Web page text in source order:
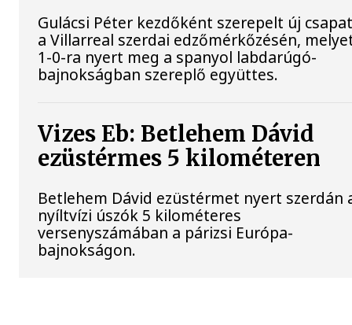
Gulácsi Péter kezdőként szerepelt új
a Villarreal szerdai edzőmérkőzésén,
1-0-ra nyert meg a spanyol labdarúgó-
bajnokságban szereplő együttes.
Vizes Eb: Betlehem Dávid
ezüstérmes 5 kilométeren
Betlehem Dávid ezüstérmet nyert szerdán
nyíltvízi úszók 5 kilométeres
versenyszámában a párizsi Európa-
bajnokságon.